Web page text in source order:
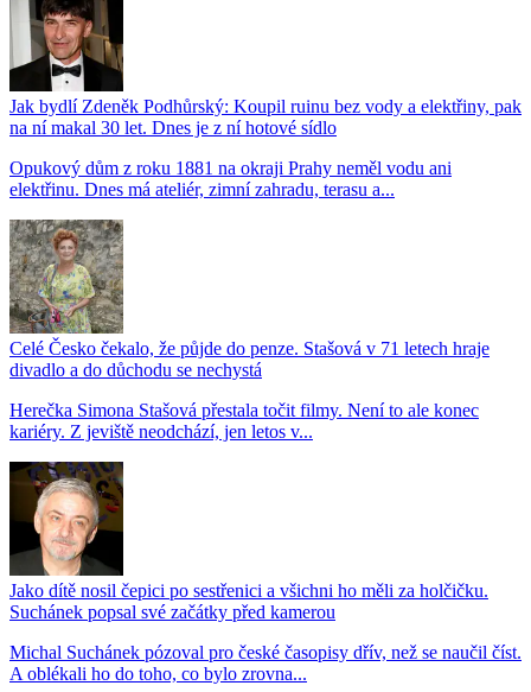
Jak bydlí Zdeněk Podhůrský: Koupil ruinu bez vody a elektřiny, pak
na ní makal 30 let. Dnes je z ní hotové sídlo
Opukový dům z roku 1881 na okraji Prahy neměl vodu ani
elektřinu. Dnes má ateliér, zimní zahradu, terasu a...
Celé Česko čekalo, že půjde do penze. Stašová v 71 letech hraje
divadlo a do důchodu se nechystá
Herečka Simona Stašová přestala točit filmy. Není to ale konec
kariéry. Z jeviště neodchází, jen letos v...
Jako dítě nosil čepici po sestřenici a všichni ho měli za holčičku.
Suchánek popsal své začátky před kamerou
Michal Suchánek pózoval pro české časopisy dřív, než se naučil číst.
A oblékali ho do toho, co bylo zrovna...